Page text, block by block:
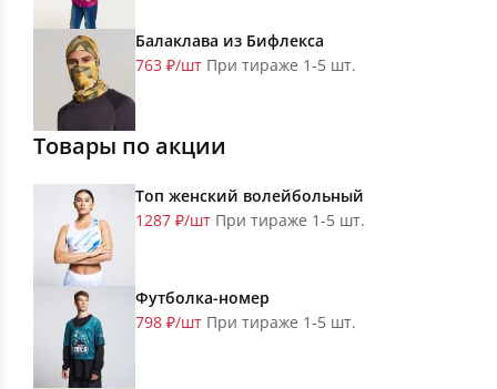
Балаклава из Бифлекса
763 ₽/шт При тираже 1-5 шт.
Товары по акции
Топ женский волейбольный
1287 ₽/шт При тираже 1-5 шт.
Футболка-номер
798 ₽/шт При тираже 1-5 шт.